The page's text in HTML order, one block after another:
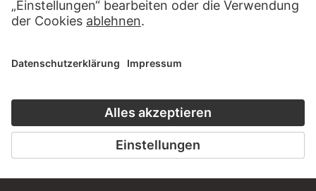
SCHREIBEN SIE UNS
staedelmuseum.de/go/ds/4358z